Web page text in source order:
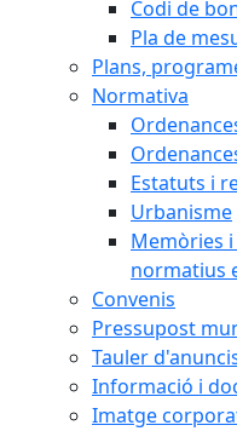
Codi de
Pla de
Plans,
Normativa
Estatuts i
Urbanisme
Memòries
normatius
Convenis
Pressupost
Tauler
Informació i
Imatge